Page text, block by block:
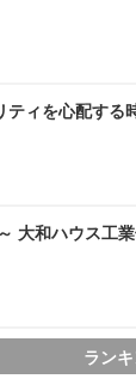
ティを心配す
大和ハウス工
ラン